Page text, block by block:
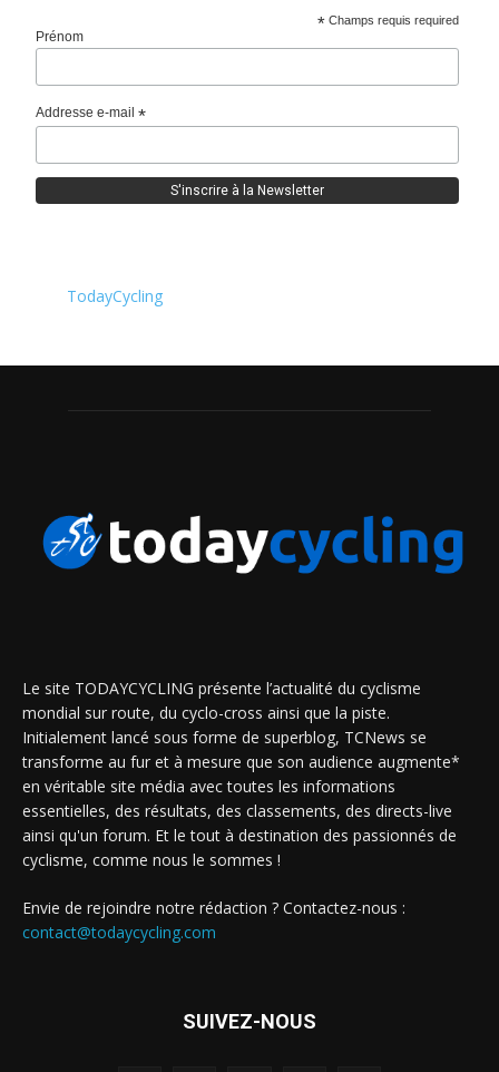
* Champs requis required
Prénom
Addresse e-mail*
TodayCycling
Le site TODAYCYCLING présente l’actualité du cyclisme
mondial sur route, du cyclo-cross ainsi que la piste.
Initialement lancé sous forme de superblog, TCNews se
transforme au fur et à mesure que son audience augmente*
en véritable site média avec toutes les informations
essentielles, des résultats, des classements, des directs-live
ainsi qu'un forum. Et le tout à destination des passionnés de
cyclisme, comme nous le sommes !
Envie de rejoindre notre rédaction ? Contactez-nous :
contact@todaycycling.com
SUIVEZ-NOUS